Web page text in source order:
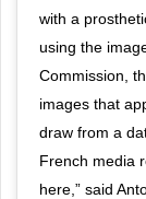
with a
using the
Commission,
images that
draw from a
French media
here,” said